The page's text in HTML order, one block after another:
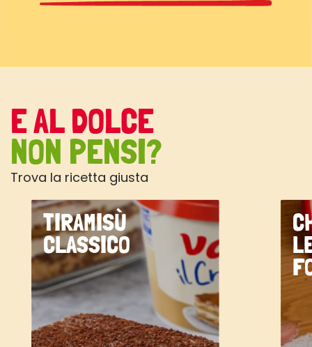
E AL DOLCE
NON PENSI?
Trova la ricetta giusta
TIRAMISÙ
CLASSICO